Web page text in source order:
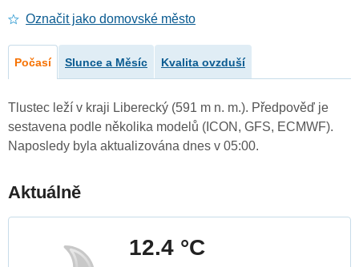
Označit jako domovské město
Počasí Slunce a Měsíc Kvalita ovzduší
Tlustec leží v kraji Liberecký (591 m n. m.). Předpověď je
sestavena podle několika modelů (ICON, GFS, ECMWF).
Naposledy byla aktualizována dnes v 05:00.
Aktuálně
12.4 °C